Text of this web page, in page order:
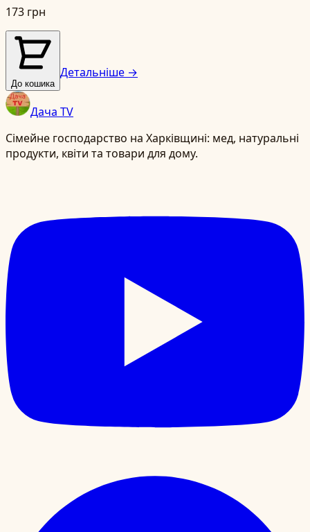
173 грн
До кошика
Детальніше →
Дача TV
Сімейне господарство на Харківщині: мед, натуральні
продукти, квіти та товари для дому.